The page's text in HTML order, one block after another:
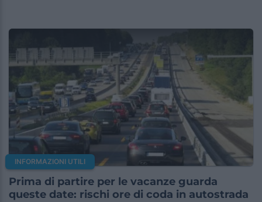
INFORMAZIONI UTILI
Prima di partire per le vacanze guarda
queste date: rischi ore di coda in autostrada